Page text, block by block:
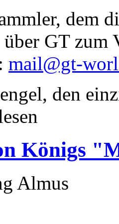
dem
GT zum
mail@gt-
den
Königs
Almus